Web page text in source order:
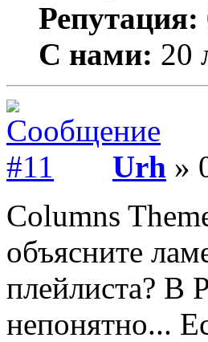
Репутация:
С нами: 20
Urh »
Columns
объясните
плейлиста? В
непонятно...